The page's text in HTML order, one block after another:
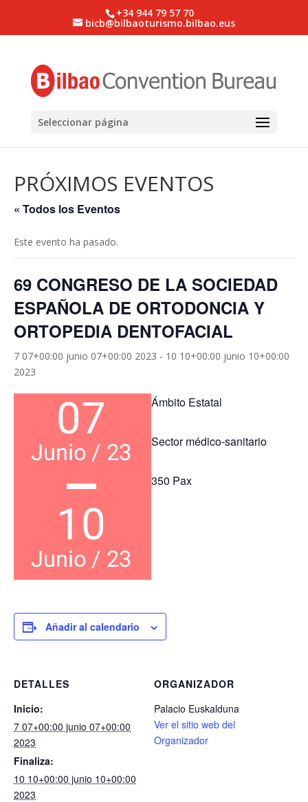
+34 944 79 57 70
bicb@bilbaoturismo.bilbao.eus
Seleccionar página
PRÓXIMOS EVENTOS
« Todos los Eventos
Este evento ha pasado.
69 CONGRESO DE LA SOCIEDAD
ESPAÑOLA DE ORTODONCIA Y
ORTOPEDIA DENTOFACIAL
7 07+00:00 junio 07+00:00 2023 - 10 10+00:00 junio 10+00:00
2023
Ámbito Estatal
Sector médico-sanitario
350 Pax
Añadir al calendario
DETALLES
Inicio:
7 07+00:00 junio 07+00:00
2023
Finaliza:
10 10+00:00 junio 10+00:00
2023
ORGANIZADOR
Palacio Euskalduna
Ver el sitio web del
Organizador